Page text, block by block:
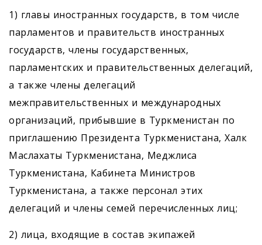
1) главы иностранных государств, в том числе
парламентов и правительств иностранных
государств, члены государственных,
парламентских и правительственных делегаций,
а также члены делегаций
межправительственных и международных
организаций, прибывшие в Туркменистан по
приглашению Президента Туркменистана, Халк
Маслахаты Туркменистана, Меджлиса
Туркменистана, Кабинета Министров
Туркменистана, а также персонал этих
делегаций и члены семей перечисленных лиц;
2) лица, входящие в состав экипажей